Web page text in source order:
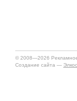
© 2008—2026 Рекламное
Создание сайта — Элкос